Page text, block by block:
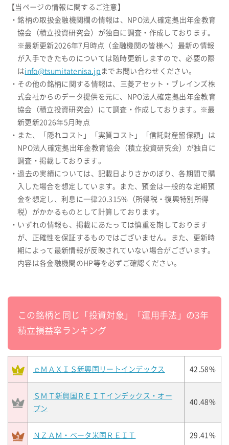
【当ページの情報に関するご注意】
・銘柄の取扱金融機関欄の情報は、NPO法人確定拠出年金教育
協会（積立投資研究会）が独自に調査・作成しております。
※最新更新2026年7月時点（金融機関の皆様へ）最新の情報
が入手できたものについては随時更新しますので、必要の際
はinfo@tsumitatenisa.jp までお問い合わせください。
・その他の銘柄に関する情報は、三菱アセット・ブレインズ株
式会社からのデータ提供を元に、NPO法人確定拠出年金教育
協会（積立投資研究会）にて調査・作成しております。※最
新更新2026年5月時点
・また、「隠れコスト」「実質コスト」「信託財産留保額」は
NPO法人確定拠出年金教育協会（積立投資研究会）が独自に
調査・掲載しております。
・過去の実績については、記載日よりさかのぼり、各期間で購
入した場合を想定しています。また、預金は一般的な定期預
金を想定し、利息に一律20.315%（所得税・復興特別所得
税）がかかるものとして計算しております。
・いずれの情報も、掲載にあたっては慎重を期しております
が、正確性を保証するものではございません。また、更新時
期によって最新情報が反映されていない場合がございます。
内容は各金融機関のHP等を必ずご確認ください。
この銘柄と同じ「投資対象」「運用手法」の3年
積立損益率ランキング
ｅＭＡＸＩＳ新興国リートインデックス 42.58%
ＳＭＴ新興国ＲＥＩＴインデックス・オー
プン
40.48%
ＮＺＡＭ・ベータ米国ＲＥＩＴ 29.41%